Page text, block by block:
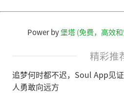
Power by堡塔 (免费，高效
精彩推
追梦何时都不迟，Soul App见
人勇敢向远方